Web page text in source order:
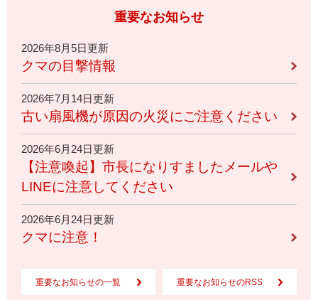
重要なお知らせ
2026年8月5日更新
クマの目撃情報
2026年7月14日更新
古い扇風機が原因の火災にご注意ください
2026年6月24日更新
【注意喚起】市長になりすましたメールや
LINEに注意してください
2026年6月24日更新
クマに注意！
重要なお知らせの一覧 重要なお知らせのRSS